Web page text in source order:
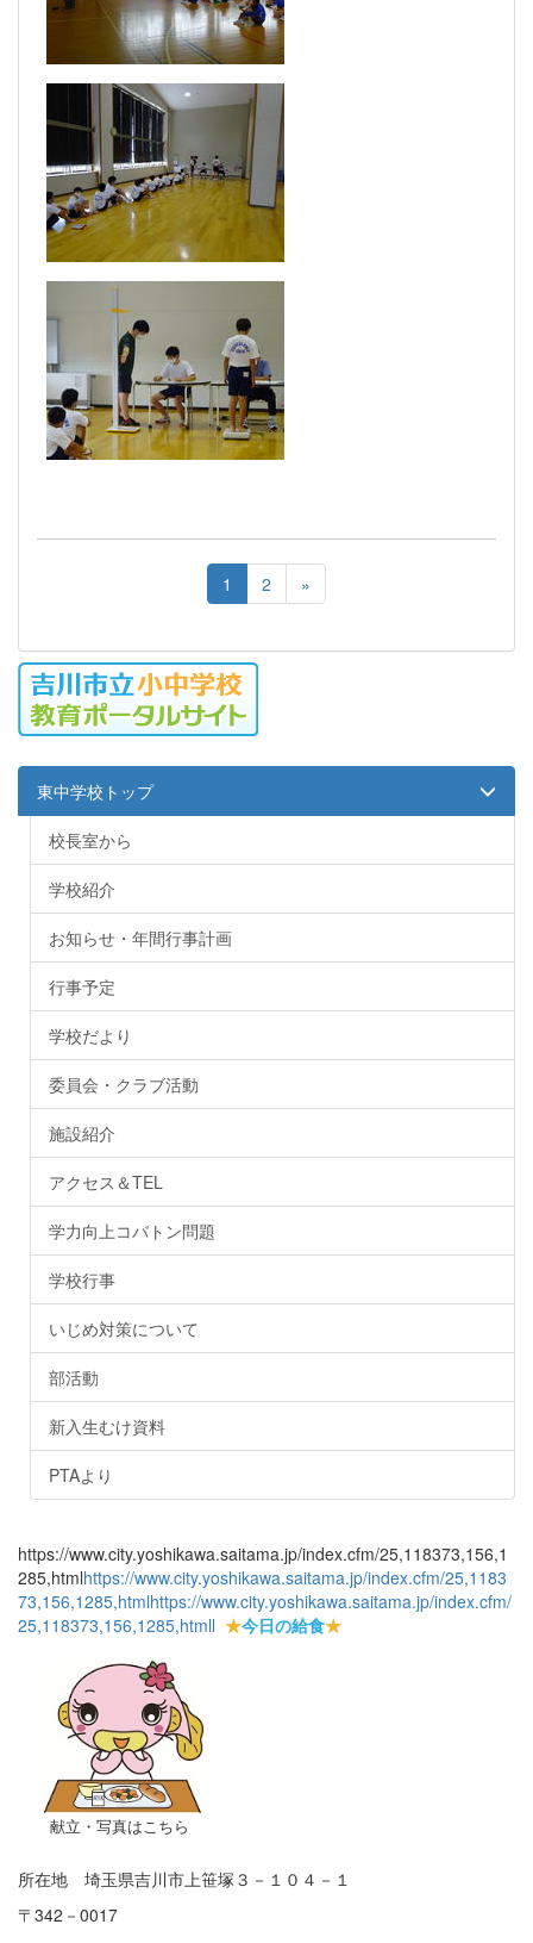
1 2 »
東中学校トップ
校長室から
学校紹介
お知らせ・年間行事計画
行事予定
学校だより
委員会・クラブ活動
施設紹介
アクセス＆TEL
学力向上コバトン問題
学校行事
いじめ対策について
部活動
新入生むけ資料
PTAより
https://www.city.yoshikawa.saitama.jp/index.cfm/25,118373,156,1
285,htmlhttps://www.city.yoshikawa.saitama.jp/index.cfm/25,1183
73,156,1285,htmlhttps://www.city.yoshikawa.saitama.jp/index.cfm/
25,118373,156,1285,htmll ★今日の給食★
献立・写真はこちら
所在地 埼玉県吉川市上笹塚３－１０４－１
〒342－0017